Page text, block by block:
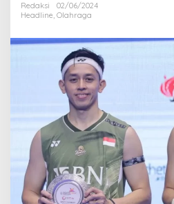
Redaksi
02/06/2024
Headline, Olahraga